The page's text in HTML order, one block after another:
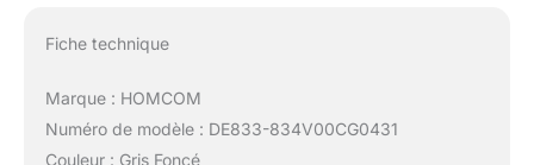
Fiche technique
Marque : HOMCOM
Numéro de modèle : DE833-834V00CG0431
Couleur : Gris Foncé